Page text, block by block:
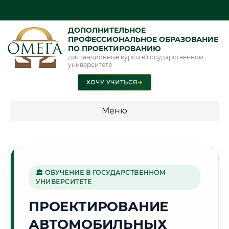
ДОПОЛНИТЕЛЬНОЕ
ПРОФЕССИОНАЛЬНОЕ ОБРАЗОВАНИЕ
ПО ПРОЕКТИРОВАНИЮ
дистанционные курсы в государственном
университете
ХОЧУ УЧИТЬСЯ➜
Меню
🏭
Г. НИЖНЕКАМСК
🏛 ОБУЧЕНИЕ В ГОСУДАРСТВЕННОМ
УНИВЕРСИТЕТЕ
ПРОЕКТИРОВАНИЕ
АВТОМОБИЛЬНЫХ